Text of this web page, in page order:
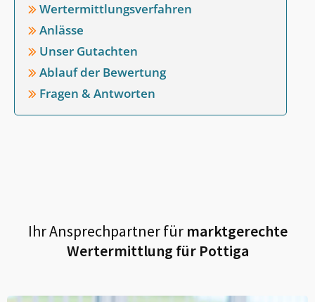
Wertermittlungsverfahren
Anlässe
Unser Gutachten
Ablauf der Bewertung
Fragen & Antworten
Ihr Ansprechpartner fürmarktgerechte
Wertermittlung für Pottiga